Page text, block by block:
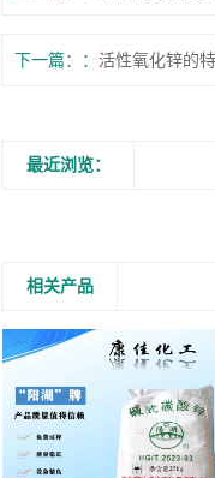
下一篇： 活性氧化锌的
最近浏览：
相关产品